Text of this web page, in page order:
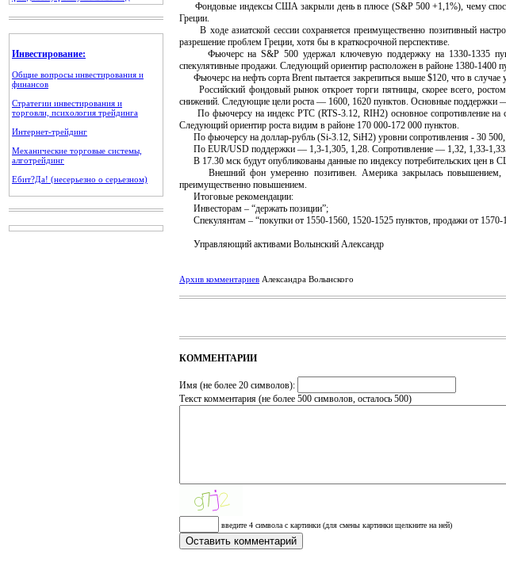
Инвестирование:
Общие вопросы инвестирования и
финансов
Стратегии инвестирования и
торговли, психология трейдинга
Интернет-трейдинг
Механические торговые системы,
алготрейдинг
Ебит?Да! (несерьезно о серьезном)
Фондовые индексы США закрыли день в плюсе (S&P 500 +1,1%), чему
Греции.
В ходе азиатской сессии сохраняется преимущественно позитивный
разрешение проблем Греции, хотя бы в краткосрочной перспективе.
Фьючерс на S&P 500 удержал ключевую поддержку на 1330-1335
спекулятивные продажи. Следующий ориентир расположен в районе 1380-1400
Фьючерс на нефть сорта Brent пытается закрепиться выше $120, что в
Российский фондовый рынок откроет торги пятницы, скорее всего,
снижений. Следующие цели роста — 1600, 1620 пунктов. Основные
По фьючерсу на индекс РТС (RTS-3.12, RIH2) основное сопротивление на
Следующий ориентир роста видим в районе 170 000-172 000 пунктов.
По фьючерсу на доллар-рубль (Si-3.12, SiH2) уровни сопротивления - 30
По EUR/USD поддержки — 1,3-1,305, 1,28. Сопротивление — 1,32, 1,33-
В 17.30 мск будут опубликованы данные по индексу потребительских цен в
Внешний фон умеренно позитивен. Америка закрылась повышением,
преимущественно повышением.
Итоговые рекомендации:
Инвесторам – “держать позиции”;
Спекулянтам – “покупки от 1550-1560, 1520-1525 пунктов, продажи от
Управляющий активами Волынский Александр
Архив комментариев Александра Волынского
КОММЕНТАРИИ
Имя (не более 20 символов):
Текст комментария (не более 500 символов, осталось 500)
введите 4 символа с картинки (для смены картинки щелкните на ней)